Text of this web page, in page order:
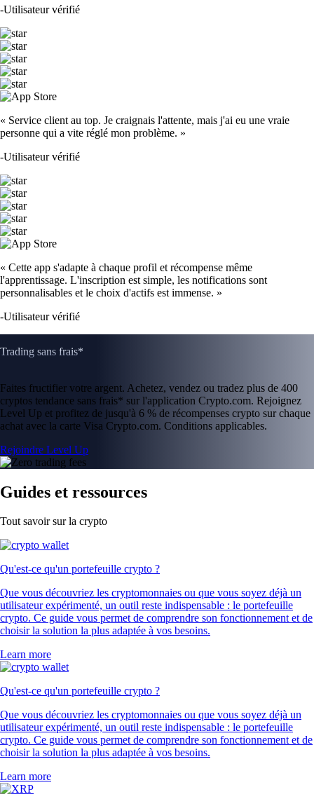
-Utilisateur vérifié
« Service client au top. Je craignais l'attente, mais j'ai eu une vraie
personne qui a vite réglé mon problème. »
-Utilisateur vérifié
« Cette app s'adapte à chaque profil et récompense même
l'apprentissage. L'inscription est simple, les notifications sont
personnalisables et le choix d'actifs est immense. »
-Utilisateur vérifié
Trading sans frais*
Faites fructifier votre argent. Achetez, vendez ou tradez plus de 400
cryptos tendance sans frais* sur l'application Crypto.com. Rejoignez
Level Up et profitez de jusqu'à 6 % de récompenses crypto sur chaque
achat avec la carte Visa Crypto.com. Conditions applicables.
Rejoindre Level Up
Guides et ressources
Tout savoir sur la crypto
Qu'est-ce qu'un portefeuille crypto ?
Que vous découvriez les cryptomonnaies ou que vous soyez déjà un
utilisateur expérimenté, un outil reste indispensable : le portefeuille
crypto. Ce guide vous permet de comprendre son fonctionnement et de
choisir la solution la plus adaptée à vos besoins.
Learn more
Qu'est-ce qu'un portefeuille crypto ?
Que vous découvriez les cryptomonnaies ou que vous soyez déjà un
utilisateur expérimenté, un outil reste indispensable : le portefeuille
crypto. Ce guide vous permet de comprendre son fonctionnement et de
choisir la solution la plus adaptée à vos besoins.
Learn more